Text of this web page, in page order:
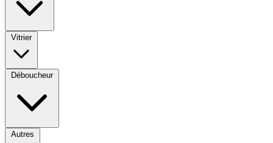
Vitrier
Déboucheur
Autres